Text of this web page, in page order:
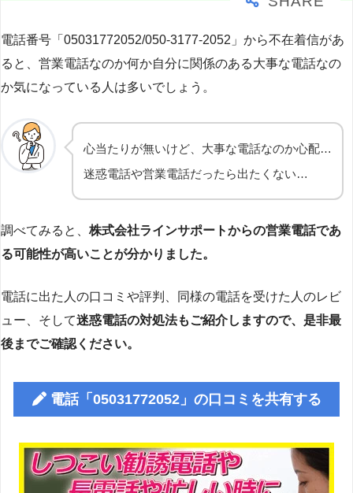
電話番号「05031772052/050-3177-2052」から不在着信があ
ると、営業電話なのか何か自分に関係のある大事な電話なの
か気になっている人は多いでしょう。
心当たりが無いけど、大事な電話なのか心配…
迷惑電話や営業電話だったら出たくない…
調べてみると、 株式会社ラインサポートからの営業電話であ
る可能性が高いことが分かりました。
電話に出た人の口コミや評判、同様の電話を受けた人のレビ
ュー、そして迷惑電話の対処法もご紹介しますので、是非最
後までご確認ください。
電話「05031772052」の口コミを共有する